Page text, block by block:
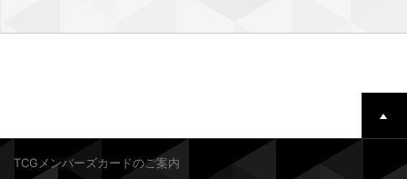
TCGメンバーズカードのご案内